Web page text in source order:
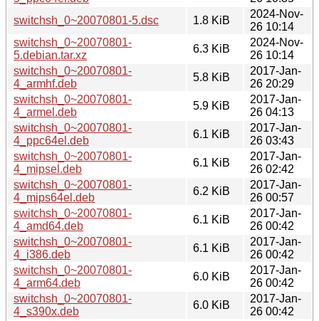
switchsh_0~20070801-5.dsc
1.8 KiB
2024-Nov-
26 10:14
switchsh_0~20070801-
5.debian.tar.xz
6.3 KiB
2024-Nov-
26 10:14
switchsh_0~20070801-
4_armhf.deb
5.8 KiB
2017-Jan-
26 20:29
switchsh_0~20070801-
4_armel.deb
5.9 KiB
2017-Jan-
26 04:13
switchsh_0~20070801-
4_ppc64el.deb
6.1 KiB
2017-Jan-
26 03:43
switchsh_0~20070801-
4_mipsel.deb
6.1 KiB
2017-Jan-
26 02:42
switchsh_0~20070801-
4_mips64el.deb
6.2 KiB
2017-Jan-
26 00:57
switchsh_0~20070801-
4_amd64.deb
6.1 KiB
2017-Jan-
26 00:42
switchsh_0~20070801-
4_i386.deb
6.1 KiB
2017-Jan-
26 00:42
switchsh_0~20070801-
4_arm64.deb
6.0 KiB
2017-Jan-
26 00:42
switchsh_0~20070801-
4_s390x.deb
6.0 KiB
2017-Jan-
26 00:42